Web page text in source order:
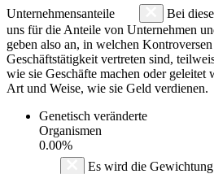
Unternehmensanteile
Bei
uns für die Anteile von Unternehmen
geben also an, in welchen
Geschäftstätigkeit vertreten sind,
wie sie Geschäfte machen oder geleitet
Art und Weise, wie sie Geld verdienen.
Genetisch veränderte
Organismen
0.00%
Es wird die